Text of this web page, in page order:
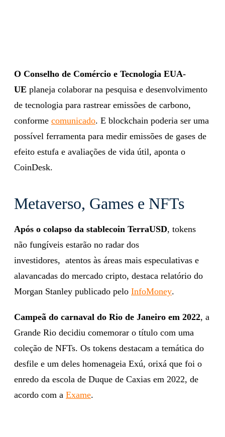
O Conselho de Comércio e Tecnologia EUA-
UE planeja colaborar na pesquisa e desenvolvimento
de tecnologia para rastrear emissões de carbono,
conforme comunicado. E blockchain poderia ser uma
possível ferramenta para medir emissões de gases de
efeito estufa e avaliações de vida útil, aponta o
CoinDesk.
Metaverso, Games e NFTs
Após o colapso da stablecoin TerraUSD, tokens
não fungíveis estarão no radar dos
investidores, atentos às áreas mais especulativas e
alavancadas do mercado cripto, destaca relatório do
Morgan Stanley publicado pelo InfoMoney.
Campeã do carnaval do Rio de Janeiro em 2022, a
Grande Rio decidiu comemorar o título com uma
coleção de NFTs. Os tokens destacam a temática do
desfile e um deles homenageia Exú, orixá que foi o
enredo da escola de Duque de Caxias em 2022, de
acordo com a Exame.